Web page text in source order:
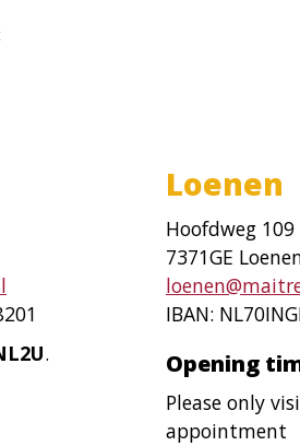
.
Loenen
Hoofdweg 109
7371GE
IBAN:
Opening
Please only
appointment